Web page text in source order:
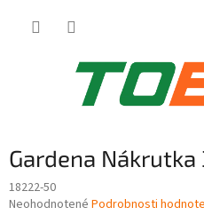
Gardena Nákrutka
18222-50
Priemerné
Neohodnotené Podrobnosti